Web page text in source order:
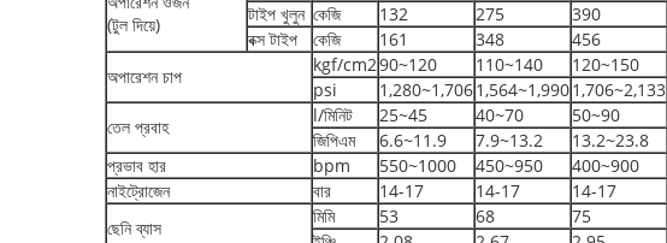
(টুল দিয়ে)
টাইপ খুলুন কেজি 132 275 390
বক্স টাইপ
কেজি 161 348 456
অপারেশন চাপ
kgf/cm290~120 110~140 120~150
psi
1,280~1,7061,564~1,9901,706~2,133
তেল প্রবাহ
l/মিনিট 25~45 40~70 50~90
জিপিএম
6.6~11.9 7.9~13.2 13.2~23.8
প্রভাব হার
bpm 550~1000 450~950 400~900
নাইট্রোজেন
বার 14-17 14-17 14-17
ছেনি ব্যাস
মিমি 53 68 75